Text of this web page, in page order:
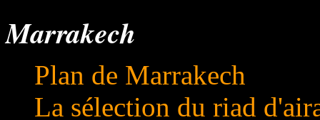
Marrakech
Plan de Marrakech
La sélection du riad